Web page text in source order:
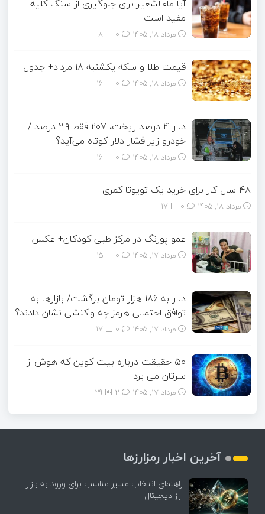
آیا ماءالشعیر برای جلوگیری از سنگ کلیه
مفید است
مرداد ۱۸, ۱۴۰۵ 8
قیمت طلا و سکه یکشنبه 18 مرداد+ جدول
مرداد ۱۸, ۱۴۰۵ 16
دلار ۴ درصد ریخت، ۲۰۷ فقط ۲.۹ درصد /
خودرو زیر فشار دلار کوتاه می‌آید؟
مرداد ۱۸, ۱۴۰۵ 16
۴۸ سال کار برای خرید یک تویوتا کمری
مرداد ۱۸, ۱۴۰۵ 17
عمو پورنگ در مرکز طبی کودکان+ عکس
مرداد ۱۷, ۱۴۰۵ 15
دلار به 186 هزار تومان برگشت/ بازارها به
توافق احتمالی هرمز چه واکنشی نشان دادند؟
مرداد ۱۷, ۱۴۰۵ 17
۵۰ حقیقت درباره بیت کوین که هوش از
سرتان می برد
مرداد ۱۷, ۱۴۰۵ 29
آخرین اخبار رمزارزها
راهنمای انتخاب مسیر مناسب برای ورود به بازار
ارز دیجیتال